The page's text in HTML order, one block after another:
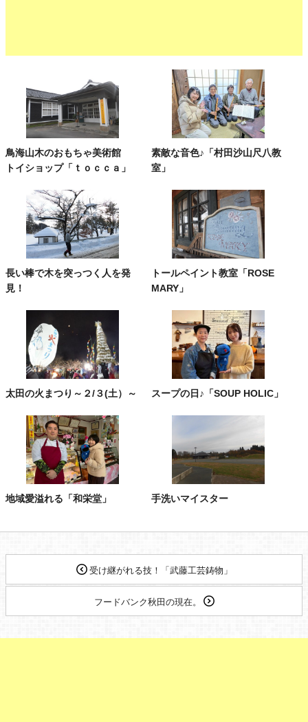
鳥海山木のおもちゃ美術館
トイショップ「ｔｏｃｃａ」
素敵な音色♪「村田沙山尺八教
室」
長い棒で木を突っつく人を発
見！
トールペイント教室「ROSE
MARY」
太田の火まつり～２/３(土）～ スープの日♪「SOUP HOLIC」
地域愛溢れる「和栄堂」 手洗いマイスター
受け継がれる技！「武藤工芸鋳物」
フードバンク秋田の現在。